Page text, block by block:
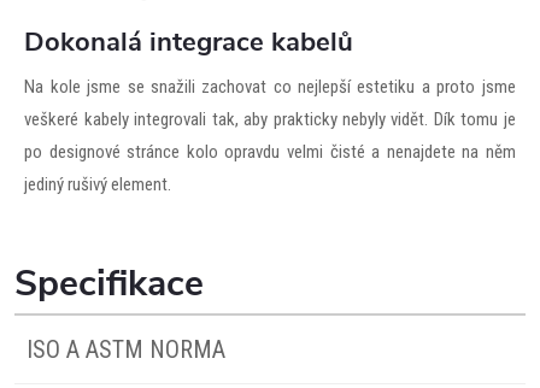
Dokonalá integrace kabelů
Na kole jsme se snažili zachovat co nejlepší estetiku a proto jsme
veškeré kabely integrovali tak, aby prakticky nebyly vidět. Dík tomu je
po designové stránce kolo opravdu velmi čisté a nenajdete na něm
jediný rušivý element.
Specifikace
ISO A ASTM NORMA